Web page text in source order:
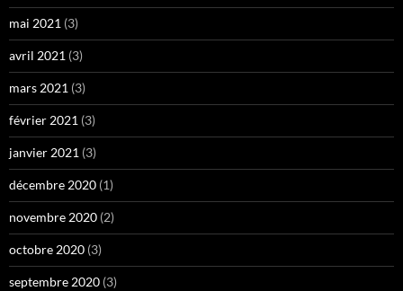
mai 2021 (3)
avril 2021 (3)
mars 2021 (3)
février 2021 (3)
janvier 2021 (3)
décembre 2020 (1)
novembre 2020 (2)
octobre 2020 (3)
septembre 2020 (3)